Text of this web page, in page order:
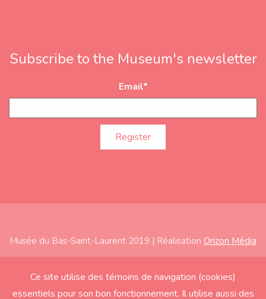
Subscribe to the Museum's newsletter
Email*
Musée du Bas-Saint-Laurent 2019 | Réalisation Orizon Média
Ce site utilise des témoins de navigation (cookies)
essentiels pour son bon fonctionnement. Il utilise aussi des
Subfooter
Home
About